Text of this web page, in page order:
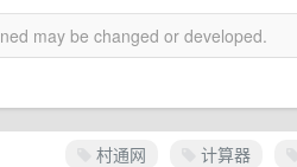
may be changed or developed.
村通网 计算器